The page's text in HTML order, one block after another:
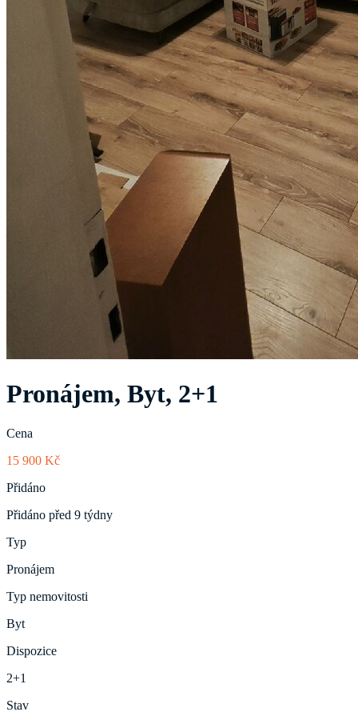
Pronájem, Byt, 2+1
Cena
15 900 Kč
Přidáno
Přidáno před 9 týdny
Typ
Pronájem
Typ nemovitosti
Byt
Dispozice
2+1
Stav